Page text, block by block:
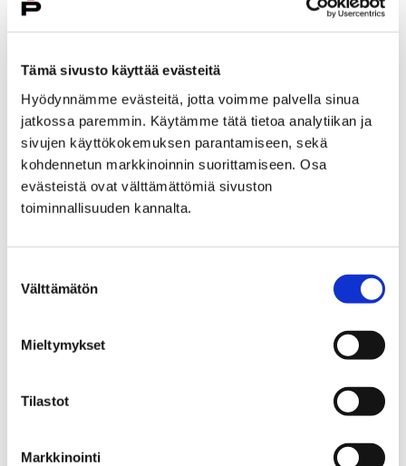
Tämä sivusto käyttää evästeitä
Hyödynnämme evästeitä, jotta voimme palvella sinua
jatkossa paremmin. Käytämme tätä tietoa analytiikan ja
sivujen käyttökokemuksen parantamiseen, sekä
kohdennetun markkinoinnin suorittamiseen. Osa
evästeistä ovat välttämättömiä sivuston
toiminnallisuuden kannalta.
valinta
Välttämätön
Mieltymykset
Tilastot
Markkinointi
vanhempien kanssa, luettelee Joni.
koska jokainen lapsi on niin erilainen. Joni myös
mainitsee, että työssä ammattitaito alkaa karttumaan
sitä myöden, mitä enemmän työtä tekee.
– Parasta tässä työssä on lasten kanssa työskentely,
koska lapset ovat niin aitoja ja tunteet tulevat aidosti
penkille takaisin opiskelemaan.
se, kuinka nopeasti tilanteet ja suunnitelmat voivat
muuttua, kertoo Joni siitä, mikä hänet on työssä